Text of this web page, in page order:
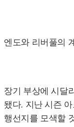
엔도와 리버풀의
장기 부상에 시달
됐다. 지난 시즌
행선지를 모색할